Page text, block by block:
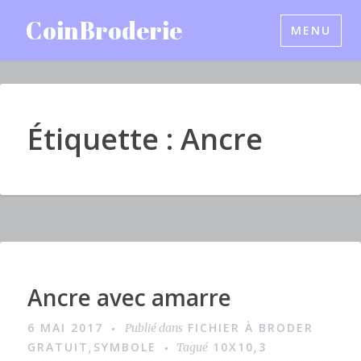
contenu
principal
CoinBroderie MENU
Étiquette : Ancre
I
a
Ancre avec amarre
6 MAI 2017 Publié dans FICHIER À BRODER
GRATUIT, SYMBOLE Tagué 10X10, 3